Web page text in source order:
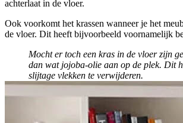
achterlaat in de vloer.
Ook voorkomt het krassen wanneer je het
de vloer. Dit heeft bijvoorbeeld voornamelijk
Mocht er toch een kras in de vloer zijn
dan wat jojoba-olie aan op de plek. Dit
slijtage vlekken te verwijderen.